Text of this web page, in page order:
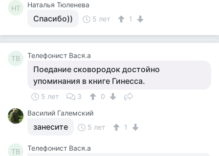
НТ Наталья Тюленева
Спасибо)) 5 лет 1
ТВ Телефонист Вася.а
Поедание сковородок достойно
упоминания в книге Гинесса.
5 лет 3
0
Василий Галемский
занесите 5 лет 1
ТВ Телефонист Вася.а